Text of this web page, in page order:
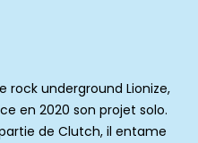
rock underground Lionize,
en 2020 son projet solo.
de Clutch, il entame